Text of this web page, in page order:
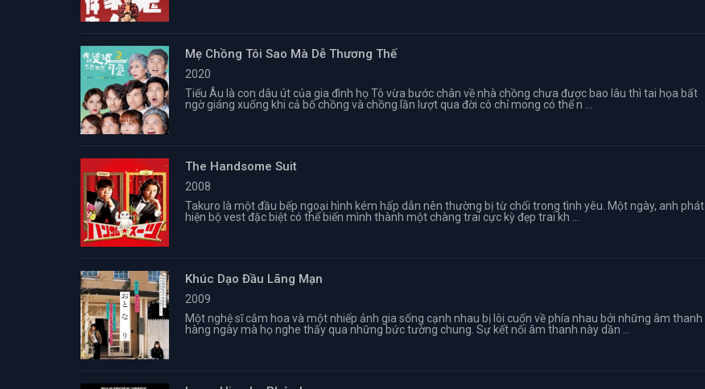
Mẹ Chồng Tôi Sao Mà Dễ Thương Thế
2020
Tiểu Âu là con dâu út của gia đình họ Tô vừa bước chân về nhà chồng chưa được bao lâu thì tai họa bất
ngờ giáng xuống khi cả bố chồng và chồng lần lượt qua đời cô chỉ mong có thể n ...
The Handsome Suit
2008
Takuro là một đầu bếp ngoại hình kém hấp dẫn nên thường bị từ chối trong tình yêu. Một ngày, anh phát
hiện bộ vest đặc biệt có thể biến mình thành một chàng trai cực kỳ đẹp trai kh ...
Khúc Dạo Đầu Lãng Mạn
2009
Một nghệ sĩ cắm hoa và một nhiếp ảnh gia sống cạnh nhau bị lôi cuốn về phía nhau bởi những âm thanh
hàng ngày mà họ nghe thấy qua những bức tường chung. Sự kết nối âm thanh này dần ...